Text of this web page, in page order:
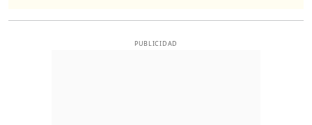
PUBLICIDAD